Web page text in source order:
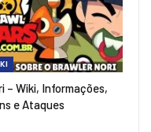
– Wiki, Informações,
e Ataques